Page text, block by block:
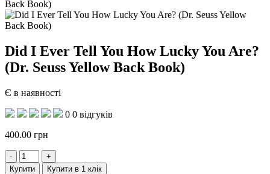
Did I Ever Tell You How Lucky You Are?
(Dr. Seuss Yellow Back Book)
Є в наявності
0 0 відгуків
400.00 грн
Купити Купити в 1 клік